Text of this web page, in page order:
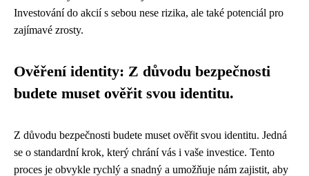
Investování do akcií s sebou nese rizika, ale také potenciál pro
zajímavé zrosty.
Ověření identity: Z důvodu bezpečnosti
budete muset ověřit svou identitu.
Z důvodu bezpečnosti budete muset ověřit svou identitu. Jedná
se o standardní krok, který chrání vás i vaše investice. Tento
proces je obvykle rychlý a snadný a umožňuje nám zajistit, aby